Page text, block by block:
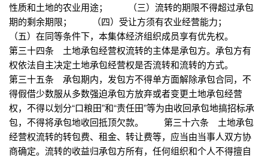
性质和土地的农业用途； （三）流转的期限不得超过承包
期的剩余期限； （四）受让方须有农业经营能力；
（五）在同等条件下，本集体经济组织成员享有优先权。
第三十四条 土地承包经营权流转的主体是承包方。承包方有
权依法自主决定土地承包经营权是否流转和流转的方式。
第三十五条 承包期内，发包方不得单方面解除承包合同，不
得假借少数服从多数强迫承包方放弃或者变更土地承包经营
权，不得以划分“口粮田”和“责任田”等为由收回承包地搞招标承
包，不得将承包地收回抵顶欠款。 第三十六条 土地承包
经营权流转的转包费、租金、转让费等，应当由当事人双方协
商确定。流转的收益归承包方所有，任何组织和个人不得擅自